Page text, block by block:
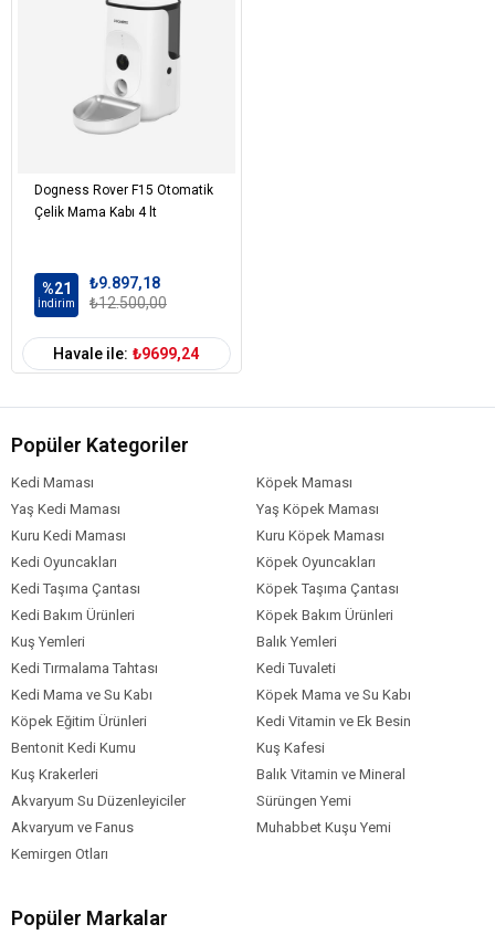
Dogness Rover F15 Otomatik
Çelik Mama Kabı 4 lt
%21
İndirim
₺9.897,18
₺12.500,00
Havale ile: ₺9699,24
Popüler Kategoriler
Kedi Maması
Köpek Maması
Yaş Kedi Maması
Yaş Köpek Maması
Kuru Kedi Maması
Kuru Köpek Maması
Kedi Oyuncakları
Köpek Oyuncakları
Kedi Taşıma Çantası
Köpek Taşıma Çantası
Kedi Bakım Ürünleri
Köpek Bakım Ürünleri
Kuş Yemleri
Balık Yemleri
Kedi Tırmalama Tahtası
Kedi Tuvaleti
Kedi Mama ve Su Kabı
Köpek Mama ve Su Kabı
Köpek Eğitim Ürünleri
Kedi Vitamin ve Ek Besin
Bentonit Kedi Kumu
Kuş Kafesi
Kuş Krakerleri
Balık Vitamin ve Mineral
Akvaryum Su Düzenleyiciler
Sürüngen Yemi
Akvaryum ve Fanus
Muhabbet Kuşu Yemi
Kemirgen Otları
Popüler Markalar